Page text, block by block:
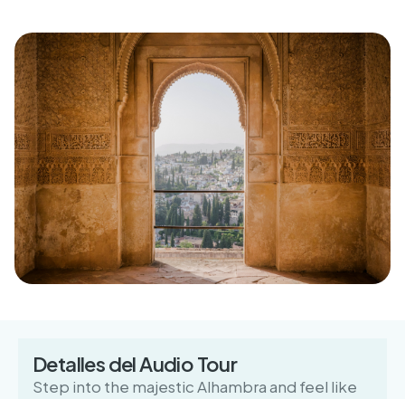
Detalles del Audio Tour
Step into the majestic Alhambra and feel like